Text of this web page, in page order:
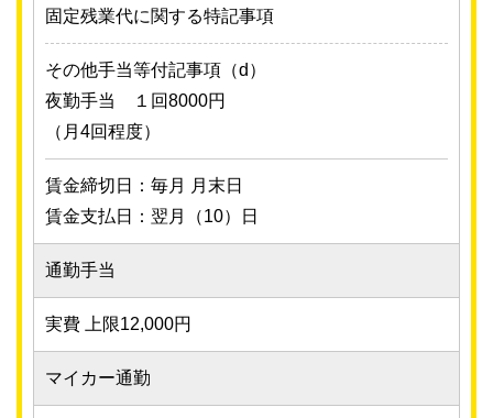
固定残業代に関する特記事項
その他手当等付記事項（d）
夜勤手当 １回8000円
（月4回程度）
賃金締切日：毎月 月末日
賃金支払日：翌月（10）日
通勤手当
実費 上限12,000円
マイカー通勤